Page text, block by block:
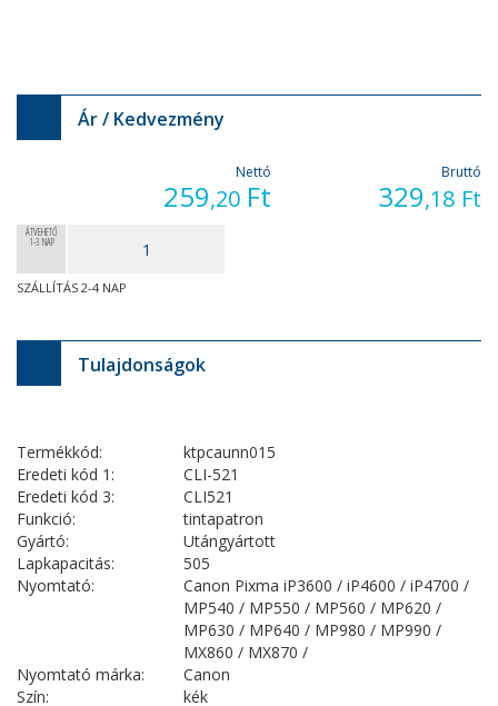
Ár / Kedvezmény
Nettó
259,20 Ft
Bruttó
329,18 Ft
ÁTVEHETŐ
1-3 NAP
SZÁLLÍTÁS 2-4 NAP
Tulajdonságok
Termékkód:
ktpcaunn015
Eredeti kód 1:
CLI-521
Eredeti kód 3:
CLI521
Funkció:
tintapatron
Gyártó:
Utángyártott
Lapkapacitás:
505
Nyomtató:
Canon Pixma iP3600 / iP4600 / iP4700 /
MP540 / MP550 / MP560 / MP620 /
MP630 / MP640 / MP980 / MP990 /
MX860 / MX870 /
Nyomtató márka:
Canon
Szín:
kék